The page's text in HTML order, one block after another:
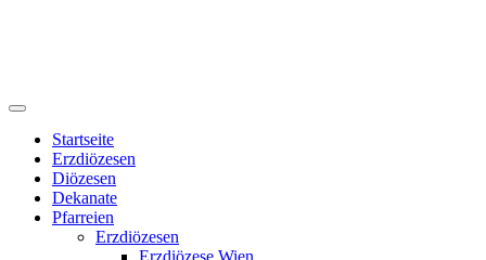
Startseite
Erzdiözesen
Diözesen
Dekanate
Pfarreien
Erzdiözesen
Erzdiözese Wien